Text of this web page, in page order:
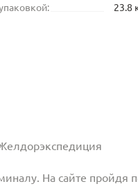
23.8
На сайте пройдя